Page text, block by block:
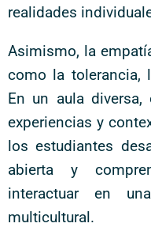
realidades
Asimismo, la
como la tolerancia,
En un aula diversa,
experiencias y
los estudiantes
abierta y
interactuar en
multicultural.